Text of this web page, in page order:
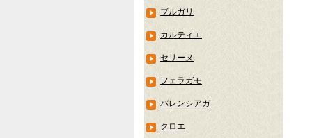
ブルガリ
カルティエ
セリーヌ
フェラガモ
バレンシアガ
クロエ